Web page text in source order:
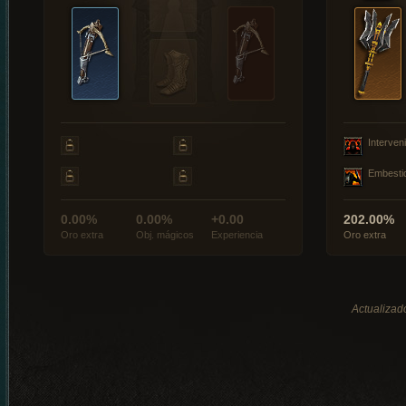
0.00%
Oro extra
0.00%
Obj. mágicos
+0.00
Experiencia
202.00%
Oro extra